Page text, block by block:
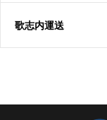
歌志内運送